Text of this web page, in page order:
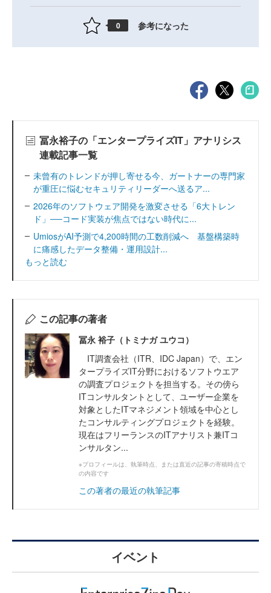
0 参考になった
冨永裕子の「エンタープライズIT」アナリシス
連載記事一覧
未曾有のトレンドが押し寄せる今、ガートナーの専門家
が重圧に悩むセキュリティリーダーへ送るア...
2026年のソフトウェア開発を激変させる「6大トレン
ド」──コード実装が焦点ではない時代に...
UmiosがAI予測で4,200時間の工数削減へ 基盤構築時
に痛感したデータ整備・運用設計...
もっと読む
この記事の著者
冨永 裕子（トミナガ ユウコ）
IT調査会社（ITR、IDC Japan）で、エン
タープライズIT分野におけるソフトウエア
の調査プロジェクトを担当する。その傍ら
ITコンサルタントとして、ユーザー企業を
対象としたITマネジメント領域を中心とし
たコンサルティングプロジェクトを経験。
現在はフリーランスのITアナリスト兼ITコ
ンサルタン...
※プロフィールは、執筆時点、または直近の記事の寄稿時点で
の内容です
この著者の最近の執筆記事
イベント